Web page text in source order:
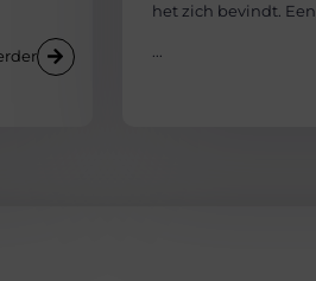
het zich bevindt. Een